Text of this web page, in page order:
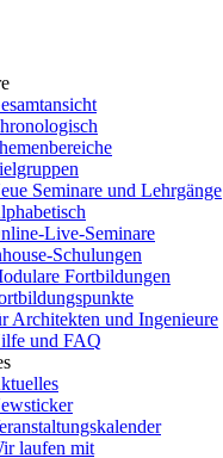
Seminare und Lehrgänge
Live-Seminare
Schulungen
Fortbildungen
Architekten und Ingenieure
und FAQ
laufen mit